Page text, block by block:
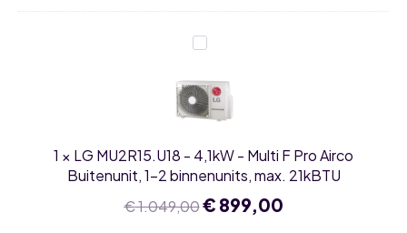
LG
MU2R15.U18
4,1kW
-
Multi
Airco
Buitenunit,
1-
2
binnenunits,
1 × LG MU2R15.U18 - 4,1kW - Multi F Pro Airco
Buitenunit, 1-2 binnenunits, max. 21kBTU
€1.049,00Oorspronkelijke
€ 899,00Huidige